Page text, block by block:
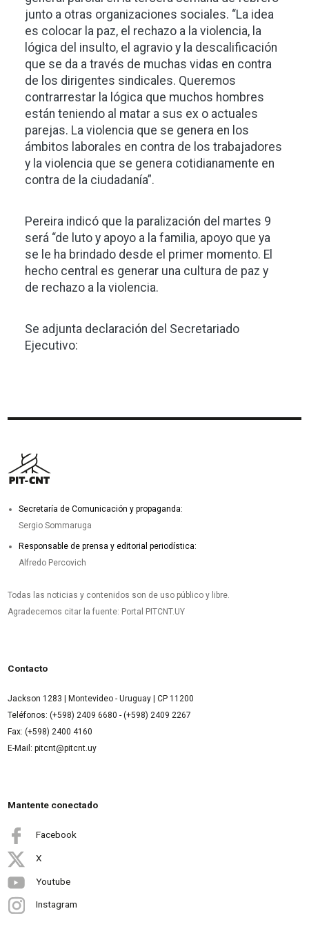
junto a otras organizaciones sociales. “La idea
es colocar la paz, el rechazo a la violencia, la
lógica del insulto, el agravio y la descalificación
que se da a través de muchas vidas en contra
de los dirigentes sindicales. Queremos
contrarrestar la lógica que muchos hombres
están teniendo al matar a sus ex o actuales
parejas. La violencia que se genera en los
ámbitos laborales en contra de los trabajadores
y la violencia que se genera cotidianamente en
contra de la ciudadanía”.
Pereira indicó que la paralización del martes 9
será “de luto y apoyo a la familia, apoyo que ya
se le ha brindado desde el primer momento. El
hecho central es generar una cultura de paz y
de rechazo a la violencia.
Se adjunta declaración del Secretariado
Ejecutivo:
Secretaría de Comunicación y propaganda:
Sergio Sommaruga
Responsable de prensa y editorial periodística:
Alfredo Percovich
Todas las noticias y contenidos son de uso público y libre.
Agradecemos citar la fuente: Portal PITCNT.UY
Contacto
Jackson 1283 | Montevideo - Uruguay | CP 11200
Teléfonos: (+598) 2409 6680 - (+598) 2409 2267
Fax: (+598) 2400 4160
E-Mail: pitcnt@pitcnt.uy
Mantente conectado
Facebook
X
Youtube
Instagram